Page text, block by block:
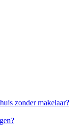
zonder makelaar?